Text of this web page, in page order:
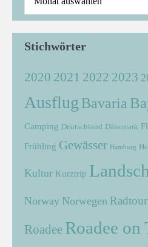
Stichwörter
2020 2021 2022 2023
Ausflug Bavaria
Camping Deutschland Dänemark
Frühling Gewässer Hamburg
Kultur Kurztrip
Norway Norwegen Radtour
Roadee Roadee on